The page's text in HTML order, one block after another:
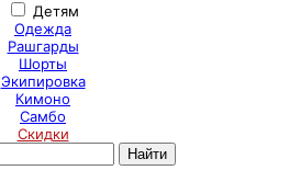
Детям
Одежда
Рашгарды
Шорты
Экипировка
Кимоно
Самбо
Скидки